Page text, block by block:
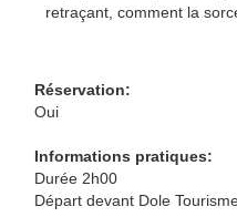
retraçant, comment la
Réservation:
Oui
Informations pratiques:
Durée 2h00
Départ devant Dole